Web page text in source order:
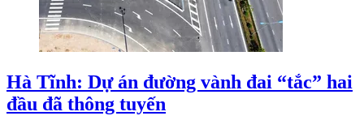
Hà Tĩnh: Dự án đường vành đai “tắc” hai
đầu đã thông tuyến